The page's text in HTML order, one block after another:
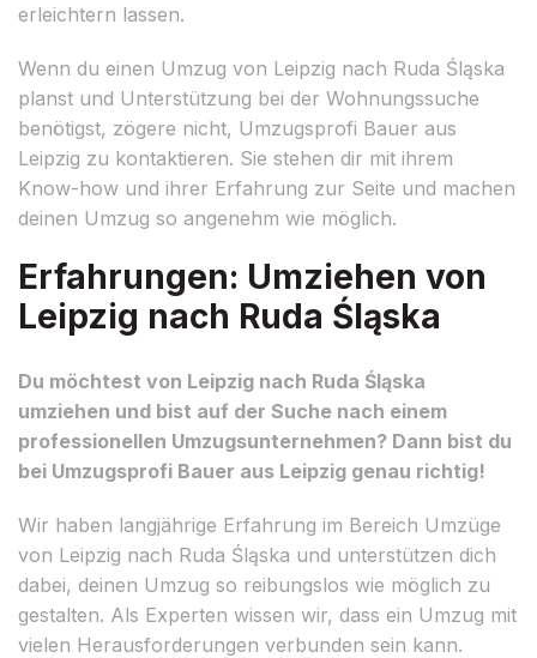
erleichtern lassen.
Wenn du einen Umzug von Leipzig nach Ruda Śląska
planst und Unterstützung bei der Wohnungssuche
benötigst, zögere nicht, Umzugsprofi Bauer aus
Leipzig zu kontaktieren. Sie stehen dir mit ihrem
Know-how und ihrer Erfahrung zur Seite und machen
deinen Umzug so angenehm wie möglich.
Erfahrungen: Umziehen von
Leipzig nach Ruda Śląska
Du möchtest von Leipzig nach Ruda Śląska
umziehen und bist auf der Suche nach einem
professionellen Umzugsunternehmen? Dann bist du
bei Umzugsprofi Bauer aus Leipzig genau richtig!
Wir haben langjährige Erfahrung im Bereich Umzüge
von Leipzig nach Ruda Śląska und unterstützen dich
dabei, deinen Umzug so reibungslos wie möglich zu
gestalten. Als Experten wissen wir, dass ein Umzug mit
vielen Herausforderungen verbunden sein kann.